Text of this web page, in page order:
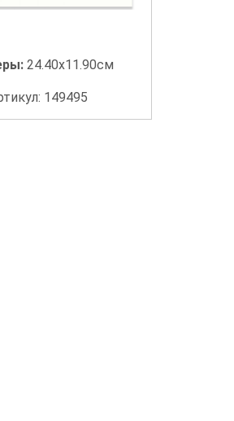
24.40x11.90см
149495